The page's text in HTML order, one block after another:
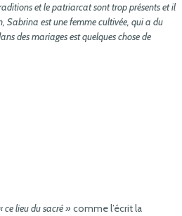
et le patriarcat sont trop présents et il
Sabrina est une femme cultivée, qui a du
des mariages est quelques chose de
ce lieu du sacré » comme l’écrit la